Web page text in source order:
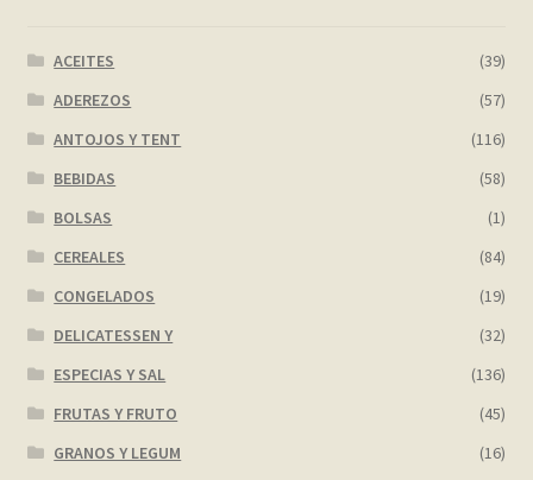
Finalizar compra
Frequently Questions
Home shop 3 – organic
Home shop 4 – wine
home_
inicio
ACEITES
(39)
ADEREZOS
(57)
ANTOJOS Y TENT
(116)
BEBIDAS
(58)
BOLSAS
(1)
CEREALES
(84)
CONGELADOS
(19)
DELICATESSEN Y
(32)
ESPECIAS Y SAL
(136)
FRUTAS Y FRUTO
(45)
GRANOS Y LEGUM
(16)